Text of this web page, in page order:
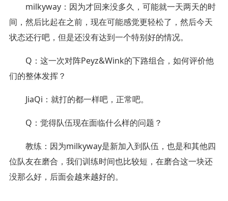
milkyway：因为才回来没多久，可能就一天两天的时
间，然后比起在之前，现在可能感觉更轻松了，然后今天
状态还行吧，但是还没有达到一个特别好的情况。
Q：这一次对阵Peyz&Wink的下路组合，如何评价他
们的整体发挥？
JiaQi：就打的都一样吧，正常吧。
Q：觉得队伍现在面临什么样的问题？
教练：因为milkyway是新加入到队伍，也是和其他四
位队友在磨合，我们训练时间也比较短，在磨合这一块还
没那么好，后面会越来越好的。